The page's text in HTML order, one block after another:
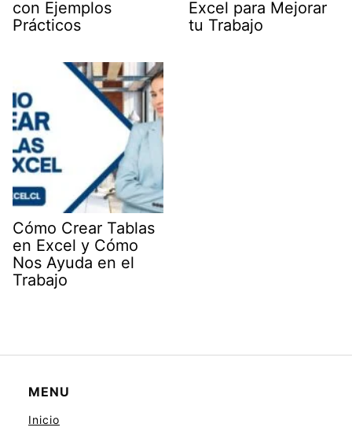
con Ejemplos
Prácticos
Excel para Mejorar
tu Trabajo
Cómo Crear Tablas
en Excel y Cómo
Nos Ayuda en el
Trabajo
MENU
Inicio